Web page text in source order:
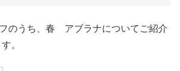
のうち、春 アブラナについてご紹介
。